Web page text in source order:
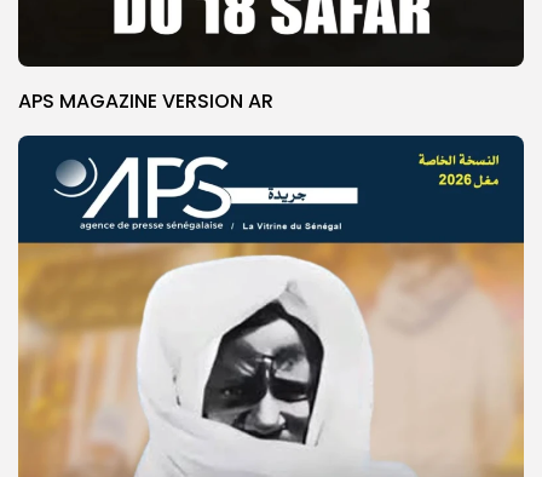
APS MAGAZINE VERSION AR